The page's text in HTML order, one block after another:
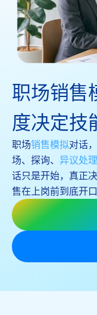
职场销售
度决定技
职场销售模拟对话
场、探询、 异议处理
话只是开始，真正
售在上岗前到底开